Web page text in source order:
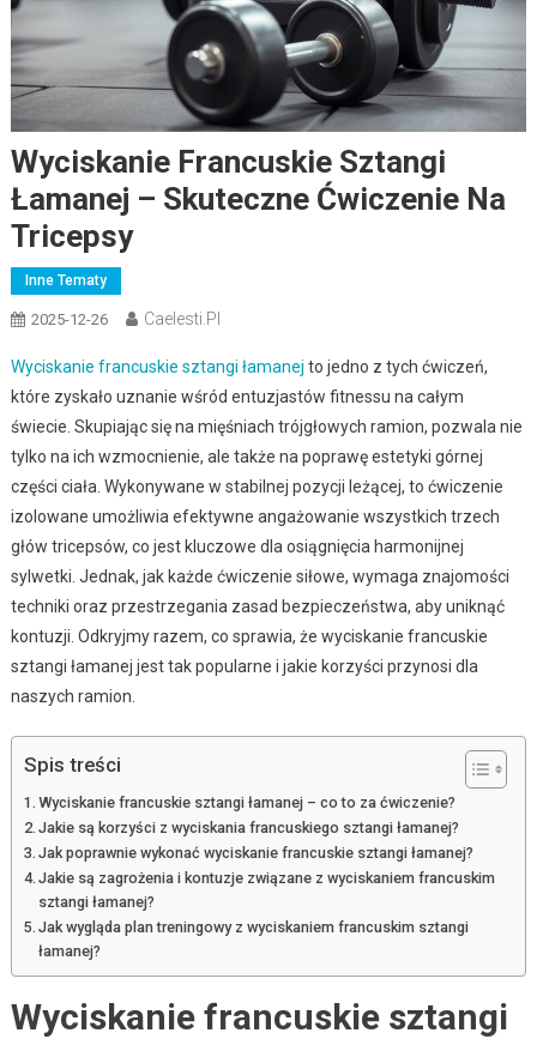
Wyciskanie Francuskie Sztangi
Łamanej – Skuteczne Ćwiczenie Na
Tricepsy
Inne Tematy
2025-12-26 Caelesti.pl
Wyciskanie francuskie sztangi łamanej to jedno z tych ćwiczeń,
które zyskało uznanie wśród entuzjastów fitnessu na całym
świecie. Skupiając się na mięśniach trójgłowych ramion, pozwala nie
tylko na ich wzmocnienie, ale także na poprawę estetyki górnej
części ciała. Wykonywane w stabilnej pozycji leżącej, to ćwiczenie
izolowane umożliwia efektywne angażowanie wszystkich trzech
głów tricepsów, co jest kluczowe dla osiągnięcia harmonijnej
sylwetki. Jednak, jak każde ćwiczenie siłowe, wymaga znajomości
techniki oraz przestrzegania zasad bezpieczeństwa, aby uniknąć
kontuzji. Odkryjmy razem, co sprawia, że wyciskanie francuskie
sztangi łamanej jest tak popularne i jakie korzyści przynosi dla
naszych ramion.
Spis treści
Wyciskanie francuskie sztangi łamanej – co to za ćwiczenie?
Jakie są korzyści z wyciskania francuskiego sztangi łamanej?
Jak poprawnie wykonać wyciskanie francuskie sztangi łamanej?
Jakie są zagrożenia i kontuzje związane z wyciskaniem francuskim
sztangi łamanej?
Jak wygląda plan treningowy z wyciskaniem francuskim sztangi
łamanej?
Wyciskanie francuskie sztangi